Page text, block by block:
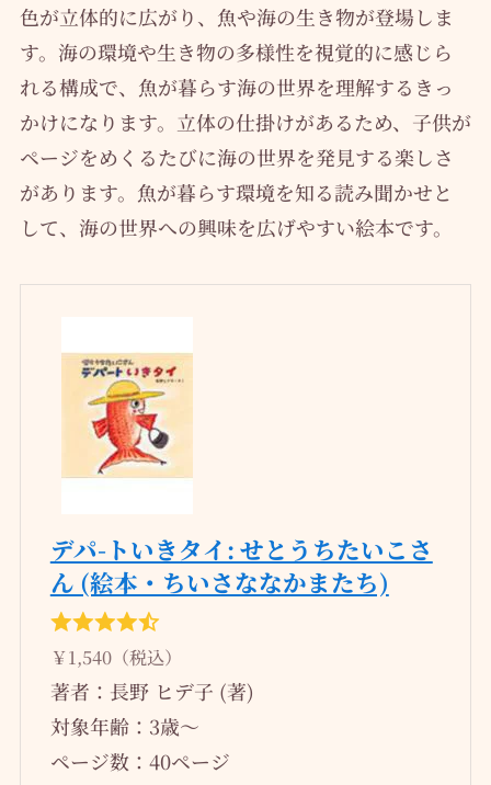
色が立体的に広がり、魚や海の生き物が登場しま
す。海の環境や生き物の多様性を視覚的に感じら
れる構成で、魚が暮らす海の世界を理解するきっ
かけになります。立体の仕掛けがあるため、子供が
ページをめくるたびに海の世界を発見する楽しさ
があります。魚が暮らす環境を知る読み聞かせと
して、海の世界への興味を広げやすい絵本です。
デパ-トいきタイ: せとうちたいこさ
ん (絵本・ちいさななかまたち)
￥1,540（税込）
著者：長野 ヒデ子 (著)
対象年齢：3歳～
ページ数：40ページ